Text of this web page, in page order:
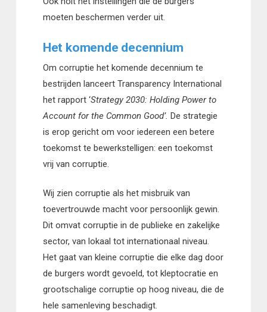
moeten beschermen verder uit.
Het komende decennium
Om corruptie het komende decennium te
bestrijden lanceert Transparency International
het rapport ‘Strategy 2030: Holding Power to
Account for the Common Good’. De strategie
is erop gericht om voor iedereen een betere
toekomst te bewerkstelligen: een toekomst
vrij van corruptie.
Wij zien corruptie als het misbruik van
toevertrouwde macht voor persoonlijk gewin.
Dit omvat corruptie in de publieke en zakelijke
sector, van lokaal tot internationaal niveau.
Het gaat van kleine corruptie die elke dag door
de burgers wordt gevoeld, tot kleptocratie en
grootschalige corruptie op hoog niveau, die de
hele samenleving beschadigt.